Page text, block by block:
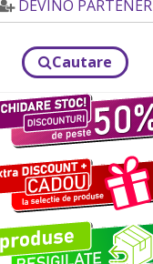
DEVINO PARTENER
Cautare